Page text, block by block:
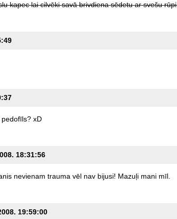
kapec lai cilvēki savā brivdiena sēdetu ar svešu rūpi
pedofīls? xD
18:31:56
nevienam trauma vēl nav bijusi! Mazuļi mani mīl.
19:59:00